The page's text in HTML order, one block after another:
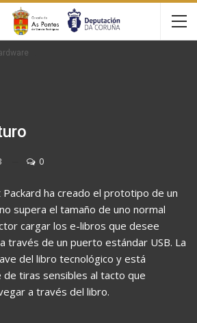
0
ha creado el prototipo de un
supera el tamaño de uno normal
cargar los e-libros que desee
través de un puerto estándar USB. La
del libro tecnológico y está
tiras sensibles al tacto que
a través del libro.